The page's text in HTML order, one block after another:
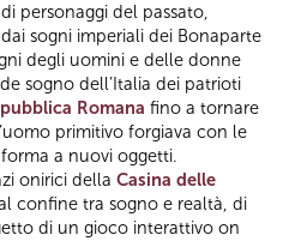
personaggi del passato,
sogni imperiali dei Bonaparte
degli uomini e delle donne
sogno dell’Italia dei patrioti
Romana fino a tornare
primitivo forgiava con le
a nuovi oggetti.
onirici della Casina delle
confine tra sogno e realtà, di
di un gioco interattivo on